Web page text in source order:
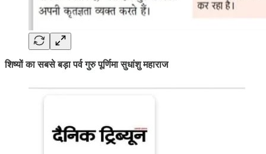
शिष्यों का सबसे बड़ा पर्व गुरु पूर्णिमा सुधांशु महाराज